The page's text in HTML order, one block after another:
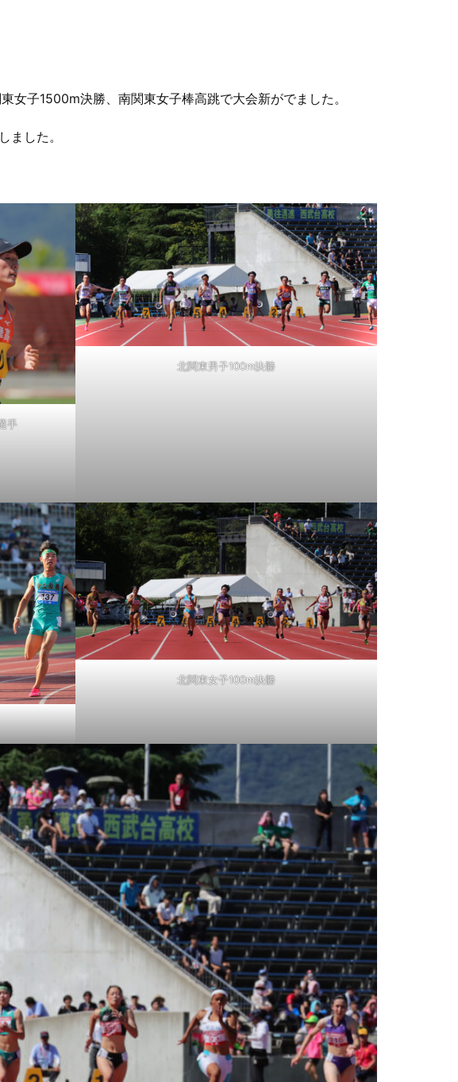
女子1500m決勝、南関東女子棒高跳で大会新がでました。
した。
手
北関東男子100m決勝
北関東女子100m決勝